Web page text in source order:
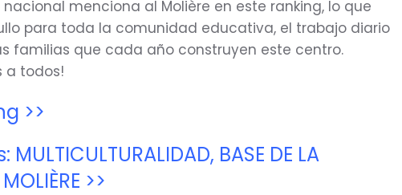
menciona al Molière en este ranking, lo que
para toda la comunidad educativa, el trabajo diario
familias que cada año construyen este centro.
a todos!
>>
BASE DE LA
>>